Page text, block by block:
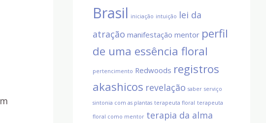
Brasil iniciação intuição lei da
atração manifestação mentor perfil
de uma essência floral
pertencimento Redwoods registros
akashicos revelação saber serviço
sintonia com as plantas terapeuta floral terapeuta
floral como mentor terapia da alma